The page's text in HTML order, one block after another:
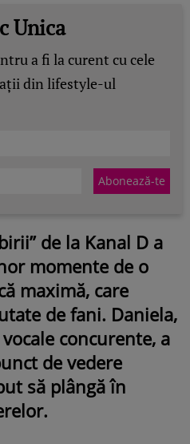
Unica
a fi la curent cu cele
din lifestyle-ul
de la Kanal D a
momente de o
maximă, care
de fani. Daniela,
concurente, a
de vedere
să plângă în